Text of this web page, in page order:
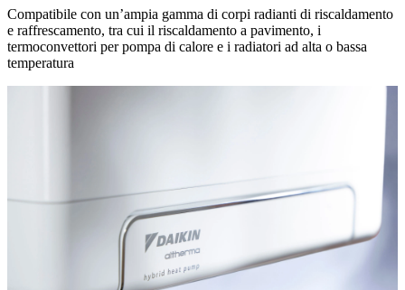
Compatibile con un’ampia gamma di corpi radianti di riscaldamento
e raffrescamento, tra cui il riscaldamento a pavimento, i
termoconvettori per pompa di calore e i radiatori ad alta o bassa
temperatura